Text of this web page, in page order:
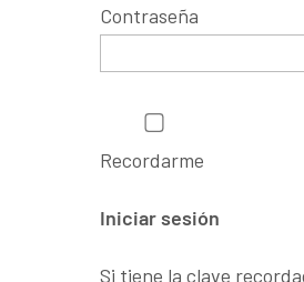
Contraseña
Recordarme
Si tiene la clave